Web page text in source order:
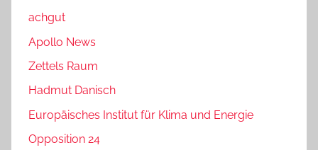
achgut
Apollo News
Zettels Raum
Hadmut Danisch
Europäisches Institut für Klima und Energie
Opposition 24